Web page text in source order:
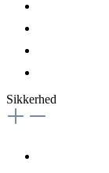
Sikkerhed